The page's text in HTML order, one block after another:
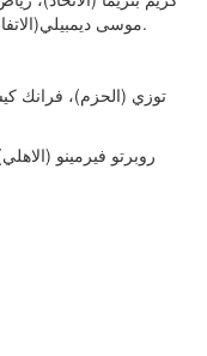
موسى ديمبيلي(الاتفاق)، سيرجيو ميلينكوفيتش سافيتش (الهلال): 9.